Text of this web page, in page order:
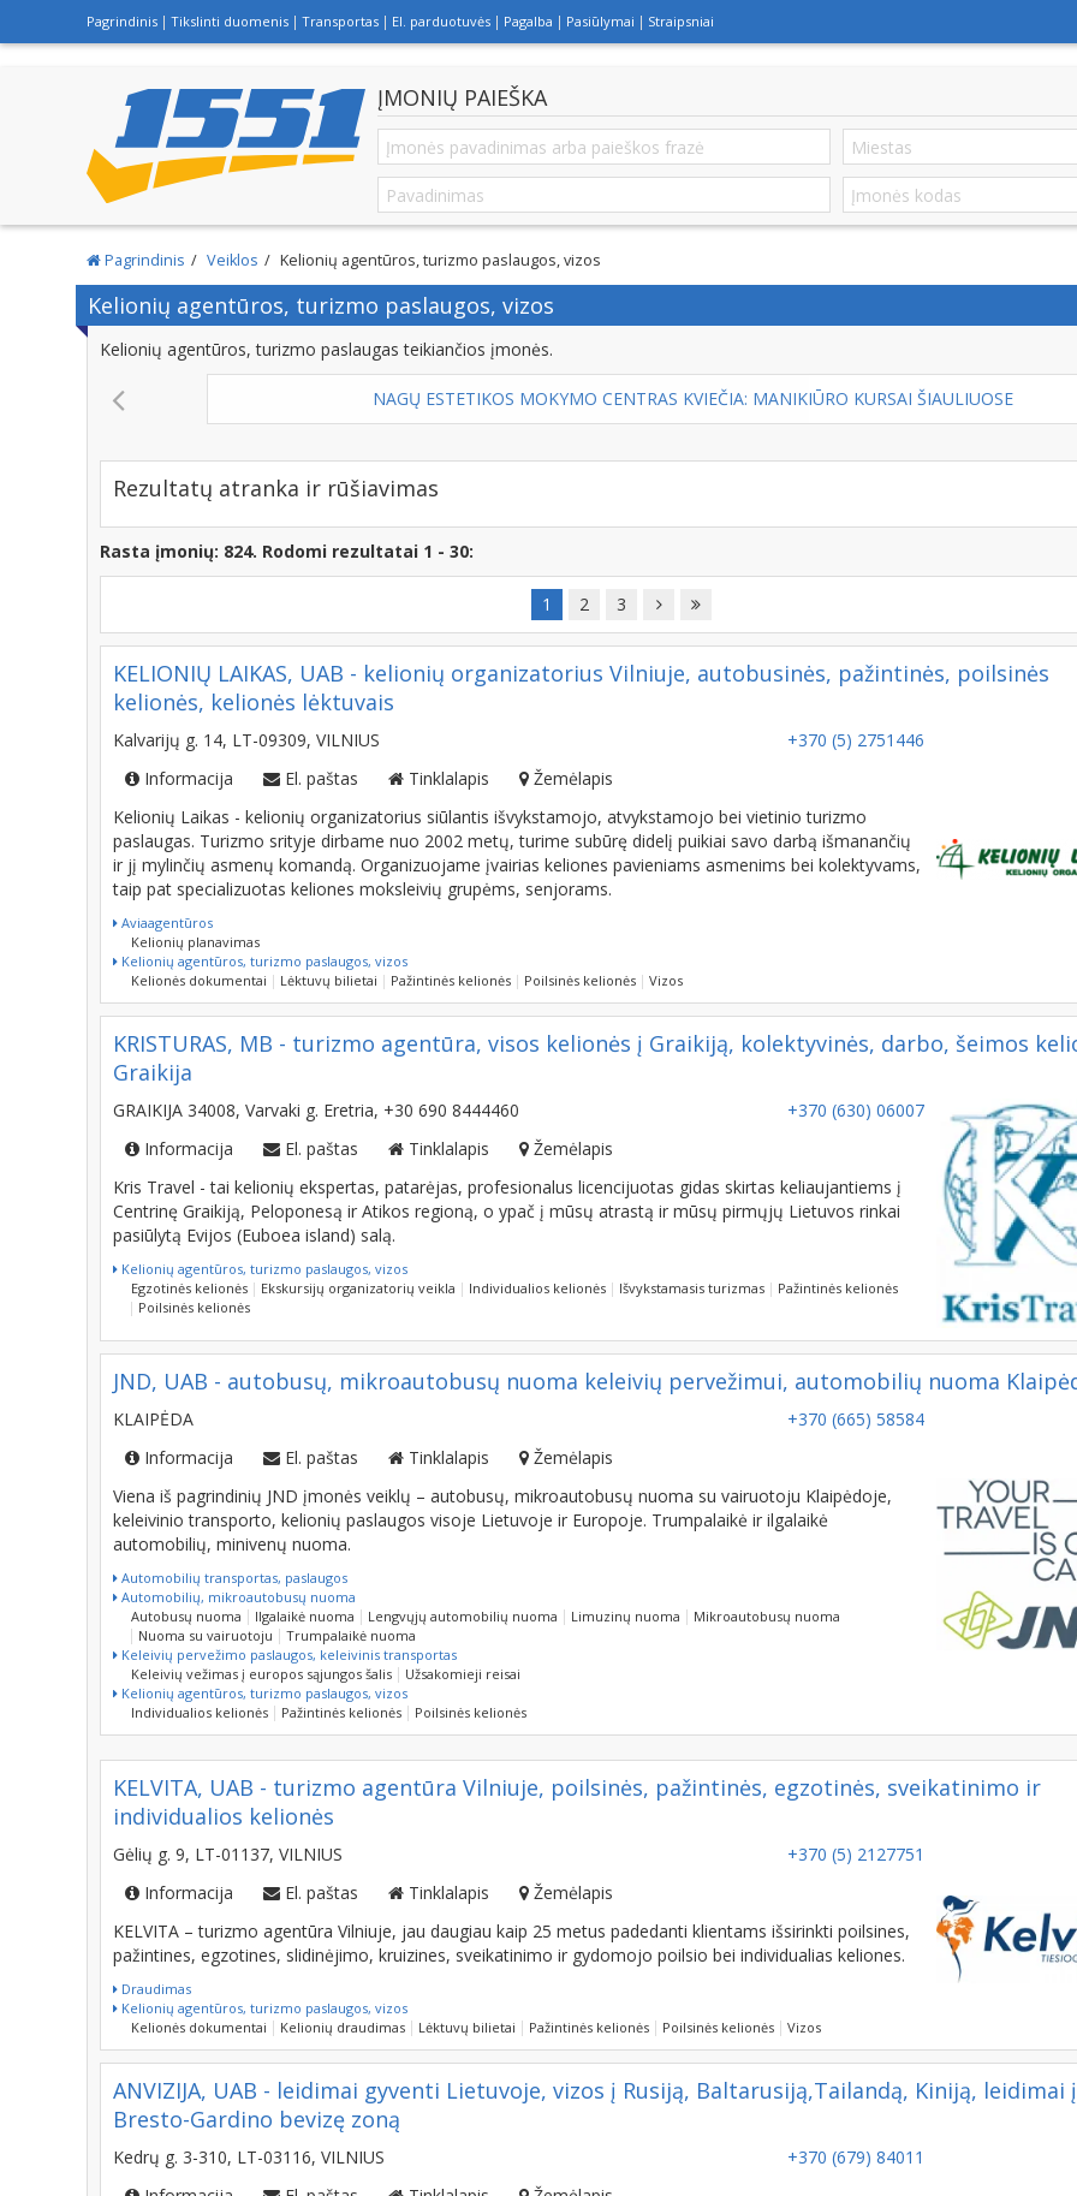
Pagrindinis Tikslinti duomenis Transportas El. parduotuvės Pagalba Pasiūlymai Straipsniai
ĮMONIŲ PAIEŠKA
Pagrindinis Veiklos Kelionių agentūros, turizmo paslaugos, vizos
Kelionių agentūros, turizmo paslaugos, vizos
Kelionių agentūros, turizmo paslaugas teikiančios įmonės.
NAGŲ ESTETIKOS MOKYMO CENTRAS KVIEČIA: MANIKIŪRO KURSAI ŠIAULIUOSE
Rezultatų atranka ir rūšiavimas
Rasta įmonių: 824. Rodomi rezultatai 1 - 30:
1 2 3
KELIONIŲ LAIKAS, UAB - kelionių organizatorius Vilniuje, autobusinės, pažintinės, poilsinės
kelionės, kelionės lėktuvais
Kalvarijų g. 14, LT-09309, VILNIUS
Informacija
El. paštas
Kelionių Laikas - kelionių organizatorius siūlantis išvykstamojo, atvykstamojo bei vietinio turizmo
paslaugas. Turizmo srityje dirbame nuo 2002 metų, turime subūrę didelį puikiai savo darbą išmanančių
ir jį mylinčių asmenų komandą. Organizuojame įvairias keliones pavieniams asmenims bei kolektyvams,
taip pat specializuotas keliones moksleivių grupėms, senjorams.
Aviaagentūros
Kelionių planavimas
Kelionių agentūros, turizmo paslaugos, vizos
Kelionės dokumentai
Lėktuvų bilietai Pažintinės kelionės
KRISTURAS, MB - turizmo agentūra, visos kelionės į Graikiją, kolektyvinės, darbo, šeimos
Graikija
GRAIKIJA 34008, Varvaki g. Eretria, +30 690 8444460
Informacija
El. paštas Tinklalapis
Kris Travel - tai kelionių ekspertas, patarėjas, profesionalus licencijuotas gidas skirtas keliaujantiems į
Centrinę Graikiją, Peloponesą ir Atikos regioną, o ypač į mūsų atrastą ir mūsų pirmųjų Lietuvos rinkai
pasiūlytą Evijos (Euboea island) salą.
Kelionių agentūros, turizmo paslaugos, vizos
Egzotinės kelionės
Ekskursijų organizatorių veikla
Poilsinės kelionės
JND, UAB - autobusų, mikroautobusų nuoma keleivių pervežimui, automobilių nuoma
KLAIPĖDA
+370 (665) 58584
Informacija
Viena iš pagrindinių JND įmonės veiklų – autobusų, mikroautobusų nuoma su vairuotoju Klaipėdoje,
keleivinio transporto, kelionių paslaugos visoje Lietuvoje ir Europoje. Trumpalaikė ir ilgalaikė
automobilių, minivenų nuoma.
Automobilių transportas, paslaugos
Automobilių, mikroautobusų nuoma
Autobusų nuoma
Ilgalaikė nuoma
Nuoma su vairuotoju
Trumpalaikė nuoma
Keleivių pervežimo paslaugos, keleivinis transportas
Keleivių vežimas į europos sąjungos šalis
Užsakomieji reisai
Kelionių agentūros, turizmo paslaugos, vizos
Individualios kelionės
Pažintinės kelionės Poilsinės kelionės
KELVITA, UAB - turizmo agentūra Vilniuje, poilsinės, pažintinės, egzotinės, sveikatinimo ir
individualios kelionės
Gėlių g. 9, LT-01137, VILNIUS
Informacija
El. paštas
KELVITA – turizmo agentūra Vilniuje, jau daugiau kaip 25 metus padedanti klientams išsirinkti poilsines,
pažintines, egzotines, slidinėjimo, kruizines, sveikatinimo ir gydomojo poilsio bei individualias keliones.
Draudimas
Kelionių agentūros, turizmo paslaugos, vizos
Kelionės dokumentai
Kelionių draudimas
ANVIZIJA, UAB - leidimai gyventi Lietuvoje, vizos į Rusiją, Baltarusiją,Tailandą, Kiniją, leidimai į
Bresto-Gardino bevizę zoną
Kedrų g. 3-310, LT-03116, VILNIUS
Informacija
El. paštas